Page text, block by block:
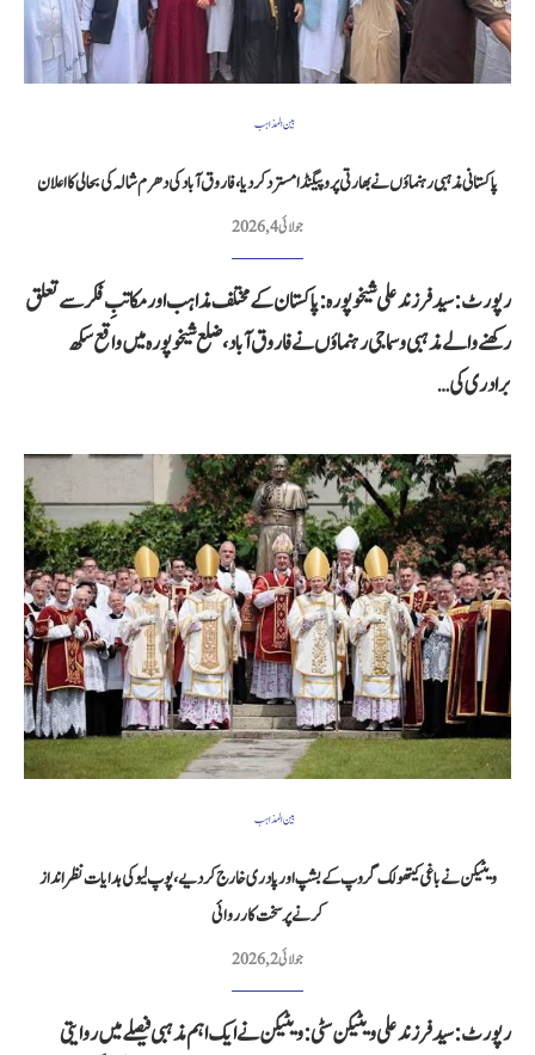
بین المذاہب
پاکستانی مذہبی رہنماؤں نے بھارتی پروپیگنڈا مسترد کر دیا، فاروق آباد کی دھرم شالہ کی بحالی کا اعلان
جولائی 4, 2026
رپورٹ: سید فرزند علی شیخوپورہ: پاکستان کے مختلف مذاہب اور مکاتبِ فکر سے تعلق
رکھنے والے مذہبی و سماجی رہنماؤں نے فاروق آباد، ضلع شیخوپورہ میں واقع سکھ
برادری کی…
بین المذاہب
ویٹیکن نے باغی کیتھولک گروپ کے بشپ اور پادری خارج کر دیے، پوپ لیو کی ہدایات نظر انداز
کرنے پر سخت کارروائی
جولائی 2, 2026
رپورٹ: سید فرزند علی ویٹیکن سٹی: ویٹیکن نے ایک اہم مذہبی فیصلے میں روایتی